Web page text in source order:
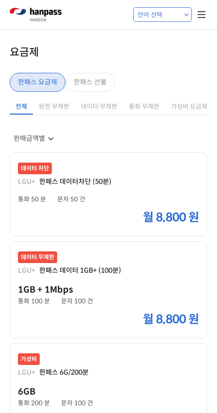
요금제
한패스 요금제 한패스 선불
전체 완전 무제한 데이터 무제한 통화 무제한 가성비 요금제
데이터 차단
LGU+ 한패스 데이터차단 (50분)
통화 50 분 문자 50 건
월 8,800 원
데이터 무제한
LGU+ 한패스 데이터 1GB+ (100분)
1GB+ 1Mbps
통화 100 분 문자 100 건
월 8,800 원
가성비
LGU+ 한패스 6G/200분
6GB
통화 200 분 문자 100 건